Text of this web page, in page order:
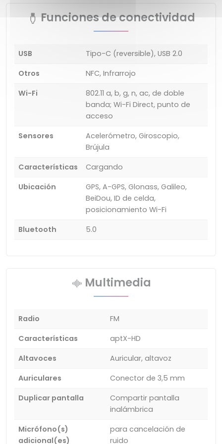
Funciones de conectividad
USB
Tipo-C (reversible), USB 2.0
Otros
NFC, Infrarrojo
Wi-Fi
802.11 a, b, g, n, ac, de doble
banda; Wi-Fi Direct, punto de
acceso
Sensores
Acelerómetro, Giroscopio,
Brújula
Características
Cargando
Ubicación
GPS, A-GPS, Glonass, Galileo,
BeiDou, ID de celda,
posicionamiento Wi-Fi
Bluetooth
5.0
Multimedia
Radio
FM
Características
aptX-HD
Altavoces
Auricular, altavoz
Auriculares
Conector de 3,5 mm
Duplicar pantalla
Compartir pantalla
inalámbrica
Micrófono(s)
adicional(es)
para cancelación de
ruido